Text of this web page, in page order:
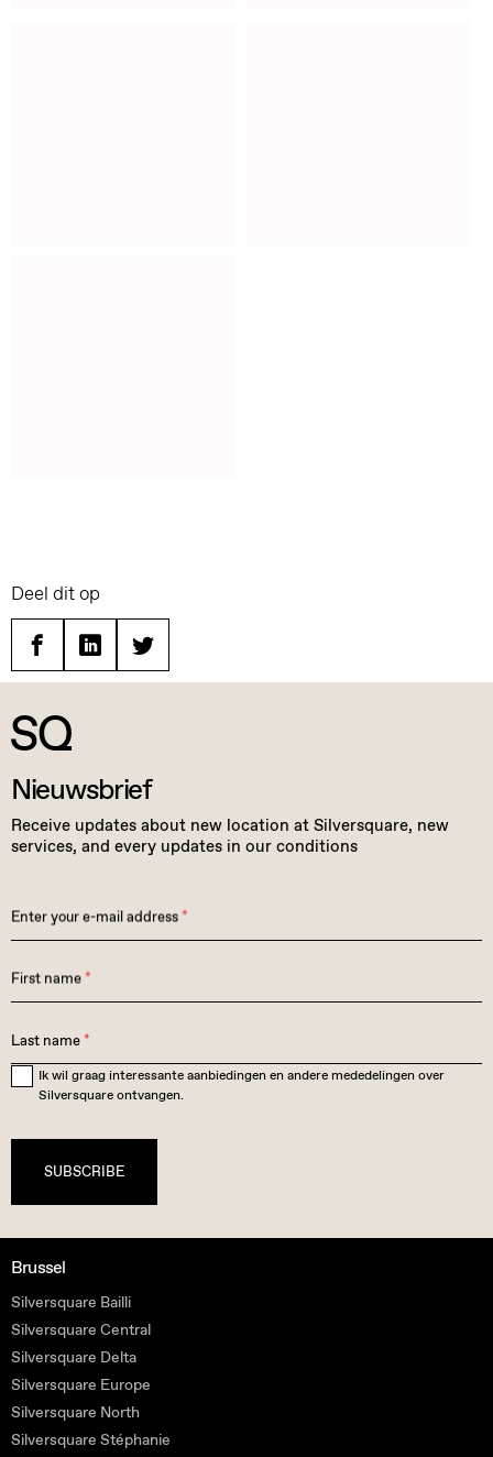
Deel dit op
FacebookLinkedinTwitter
Nieuwsbrief
Receive updates about new location at Silversquare, new
services, and every updates in our conditions
Enter your e-mail address*
First name*
Last name*
Ik wil graag interessante aanbiedingen en andere mededelingen over
Silversquare ontvangen.
SUBSCRIBE
Brussel
Silversquare Bailli
Silversquare Central
Silversquare Delta
Silversquare Europe
Silversquare North
Silversquare Stéphanie